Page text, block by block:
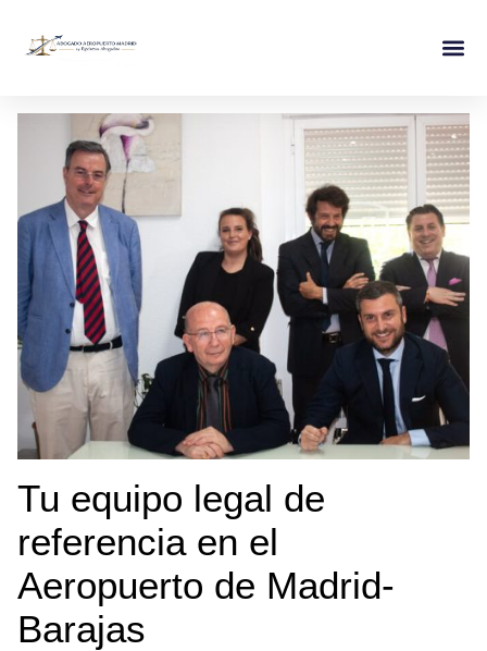
Tu equipo legal de
referencia en el
Aeropuerto de Madrid-
Barajas